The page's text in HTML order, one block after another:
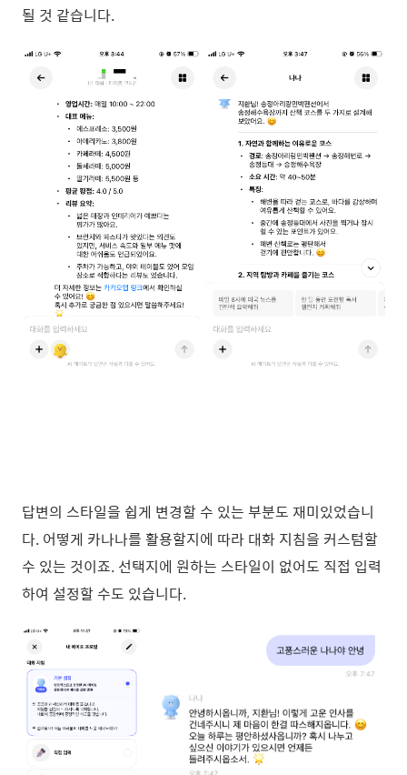
될 것 같습니다.
답변의 스타일을 쉽게 변경할 수 있는 부분도 재미있었습니
다. 어떻게 카나나를 활용할지에 따라 대화 지침을 커스텀할
수 있는 것이죠. 선택지에 원하는 스타일이 없어도 직접 입력
하여 설정할 수도 있습니다.